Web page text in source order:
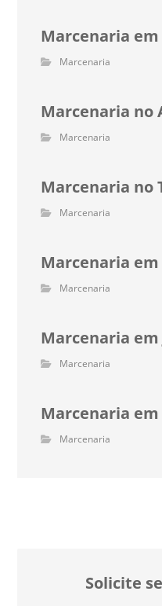
Marcenaria
Marcenaria
Marcenaria no
Marcenaria
Marcenaria no
Marcenaria
Marcenaria
Marcenaria
Marcenaria em
Marcenaria
Marcenaria
Marcenaria
Solicite